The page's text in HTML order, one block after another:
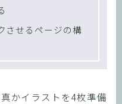
させるページの構
かイラストを4枚準備